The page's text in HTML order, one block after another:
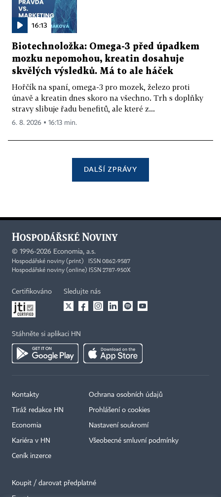
16:13
Biotechnoložka: Omega-3 před úpadkem
mozku nepomohou, kreatin dosahuje
skvělých výsledků. Má to ale háček
Hořčík na spaní, omega-3 pro mozek, železo proti
únavě a kreatin dnes skoro na všechno. Trh s doplňky
stravy slibuje řadu benefitů, ale které z...
6. 8. 2026 ▪ 16:13 min.
DALŠÍ ZPRÁVY
© 1996-2026 Economia, a.s.
Hospodářské noviny (print) ISSN 0862-9587
Hospodářské noviny (online) ISSN 2787-950X
Certifikováno Sledujte nás
Stáhněte si aplikaci HN
Kontakty
Tiráž redakce HN
Economia
Kariéra v HN
Ceník inzerce
Ochrana osobních údajů
Prohlášení o cookies
Nastavení soukromí
Všeobecné smluvní podmínky
Koupit / darovat předplatné